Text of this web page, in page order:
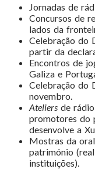
Jornadas de
Concursos de
lados da
Celebração do
partir da
Encontros de
Galiza e
Celebração do
novembro.
Ateliers de
promotores do
desenvolve a
Mostras da
património
instituições).